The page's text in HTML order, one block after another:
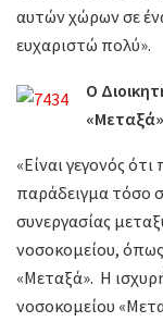
αυτών χώρων σε
ευχαριστώ πολύ».
Ο
«Είναι γεγονός
παράδειγμα τόσο
συνεργασίας
νοσοκομείου,
«Μεταξά». Η
νοσοκομείου